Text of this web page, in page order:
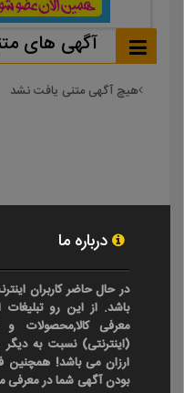
آگهی های
هیچ آگهی متنی یافت نشد
درباره ما
باشد. از این رو تبلیغات
معرفی کالا,محصولات
(اینترنتی) نسبت به
ارزان می باشد! همچنین
بودن آگهی شما در معرفی